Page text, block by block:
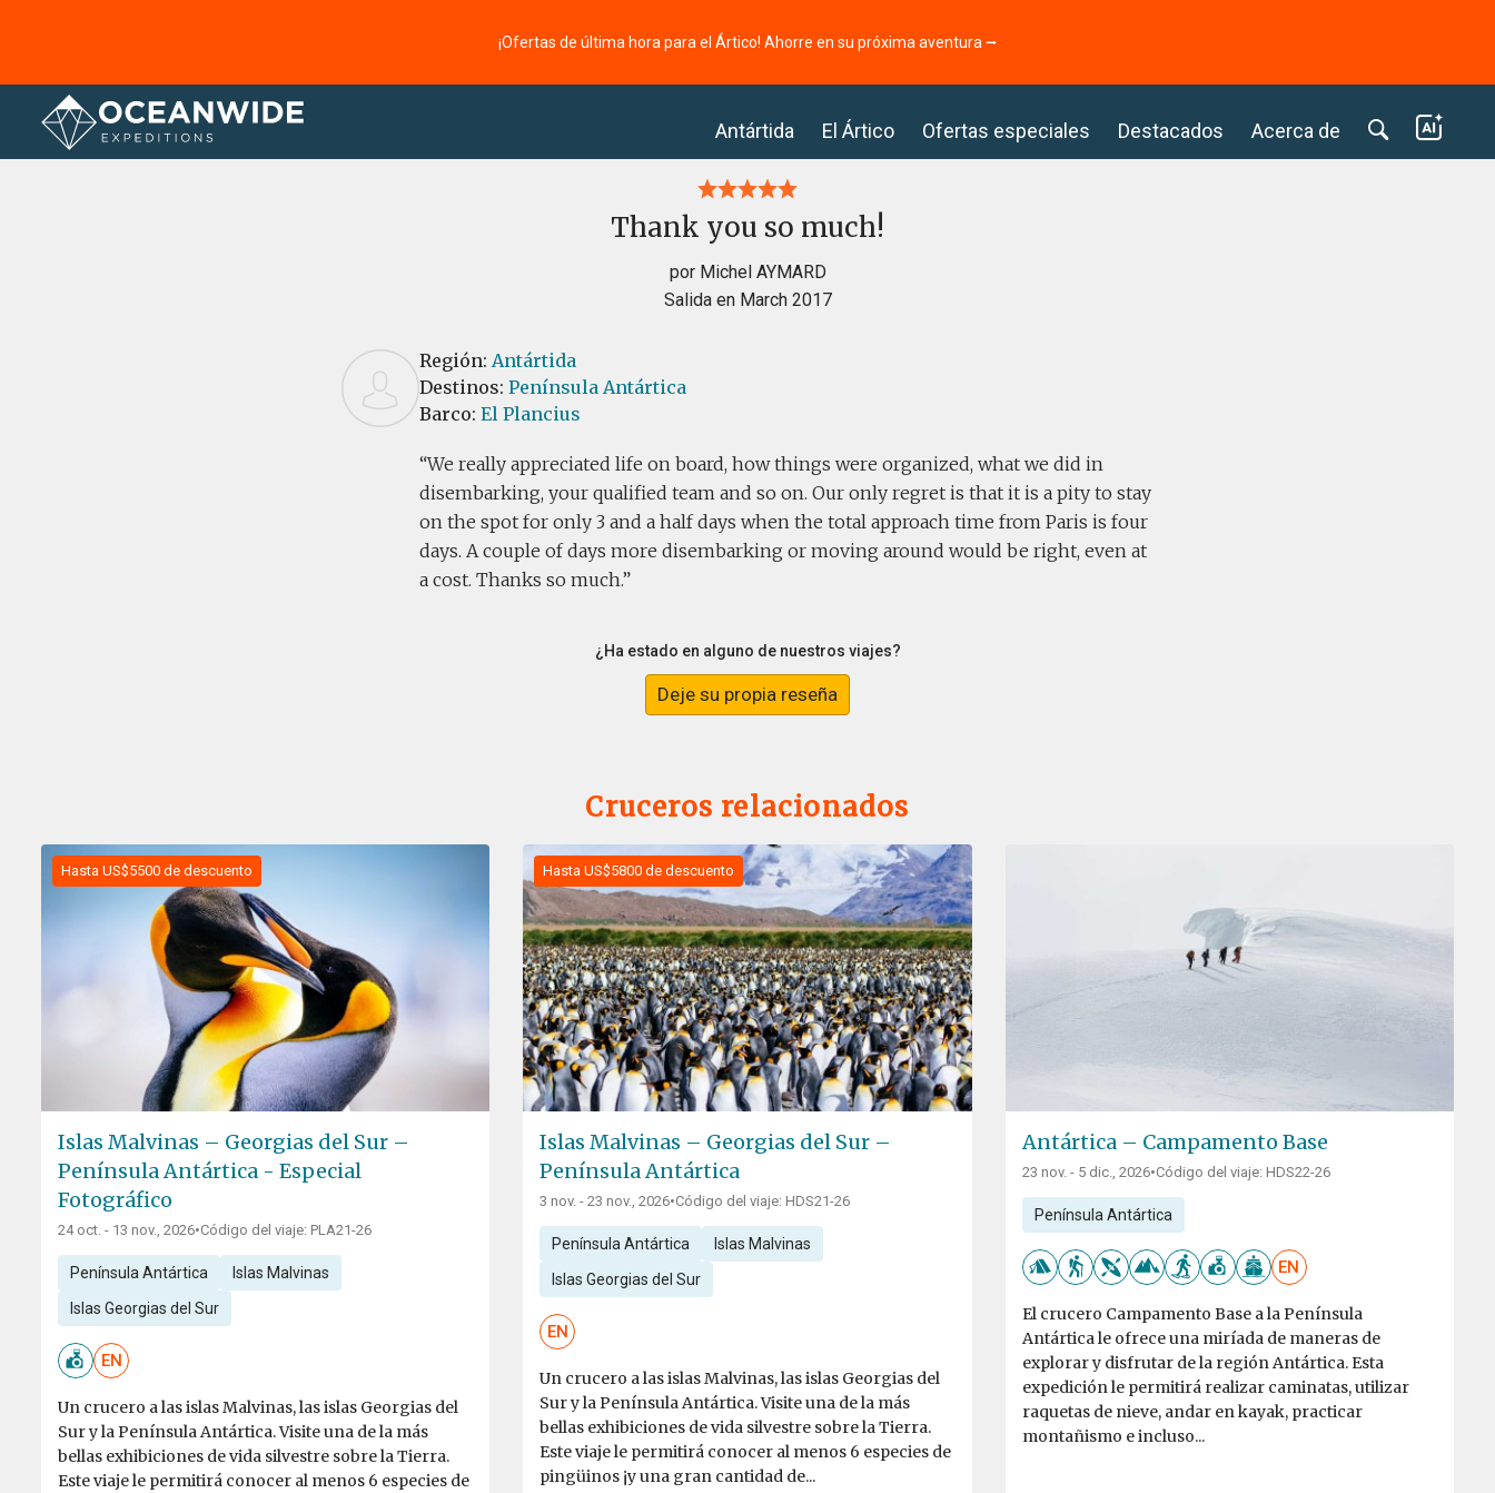
¡Ofertas de última hora para el Ártico! Ahorre en su próxima aventura ⭢
Antártida El Ártico Ofertas especiales Destacados Acerca de
Página principal Reseñas
Thank you so much!
por Michel AYMARD
Salida en March 2017
Región: Antártida
Destinos: Península Antártica
Barco: El Plancius
We really appreciated life on board, how things were organized, what we did in
disembarking, your qualified team and so on. Our only regret is that it is a pity to stay
on the spot for only 3 and a half days when the total approach time from Paris is four
days. A couple of days more disembarking or moving around would be right, even at
a cost. Thanks so much.
¿Ha estado en alguno de nuestros viajes?
Deje su propia reseña
Cruceros relacionados
Hasta US$5500 de descuento
Islas Malvinas – Georgias del Sur –
Península Antártica - Especial
Fotográfico
24 oct. - 13 nov., 2026•Código del viaje: PLA21-26
Península Antártica Islas Malvinas
Islas Georgias del Sur
EN
Un crucero a las islas Malvinas, las islas Georgias del
Sur y la Península Antártica. Visite una de la más
bellas exhibiciones de vida silvestre sobre la Tierra.
Este viaje le permitirá conocer al menos 6 especies de
Hasta US$5800 de descuento
Islas Malvinas – Georgias del Sur –
Península Antártica
3 nov. - 23 nov., 2026•Código del viaje: HDS21-26
Península Antártica Islas Malvinas
Islas Georgias del Sur
EN
Un crucero a las islas Malvinas, las islas Georgias del
Sur y la Península Antártica. Visite una de la más
bellas exhibiciones de vida silvestre sobre la Tierra.
Este viaje le permitirá conocer al menos 6 especies de
pingüinos ¡y una gran cantidad de...
Antártica – Campamento Base
23 nov. - 5 dic., 2026•Código del viaje: HDS22-26
Península Antártica
EN
El crucero Campamento Base a la Península
Antártica le ofrece una miríada de maneras de
explorar y disfrutar de la región Antártica. Esta
expedición le permitirá realizar caminatas, utilizar
raquetas de nieve, andar en kayak, practicar
montañismo e incluso...